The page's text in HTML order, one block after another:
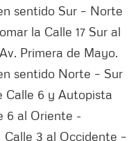
sentido Sur – Norte
la Calle 17 Sur al
Primera de Mayo.
sentido Norte – Sur
Calle 6 y Autopista
6 al Oriente -
3 al Occidente –